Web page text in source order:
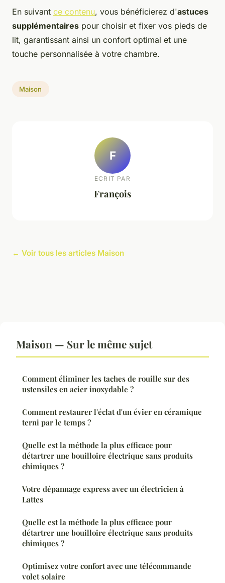
En suivant ce contenu, vous bénéficierez d'astuces
supplémentaires pour choisir et fixer vos pieds de
lit, garantissant ainsi un confort optimal et une
touche personnalisée à votre chambre.
Maison
F
ECRIT PAR
François
← Voir tous les articles Maison
Maison — Sur le même sujet
Comment éliminer les taches de rouille sur des
ustensiles en acier inoxydable ?
Comment restaurer l'éclat d'un évier en céramique
terni par le temps ?
Quelle est la méthode la plus efficace pour
détartrer une bouilloire électrique sans produits
chimiques ?
Votre dépannage express avec un électricien à
Lattes
Quelle est la méthode la plus efficace pour
détartrer une bouilloire électrique sans produits
chimiques ?
Optimisez votre confort avec une télécommande
volet solaire